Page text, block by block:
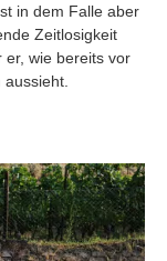
in dem Falle aber
Zeitlosigkeit
er, wie bereits vor